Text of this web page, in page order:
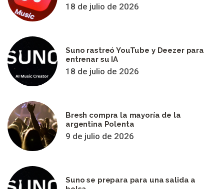
18 de julio de 2026
Suno rastreó YouTube y Deezer para
entrenar su IA
18 de julio de 2026
Bresh compra la mayoría de la
argentina Polenta
9 de julio de 2026
Suno se prepara para una salida a